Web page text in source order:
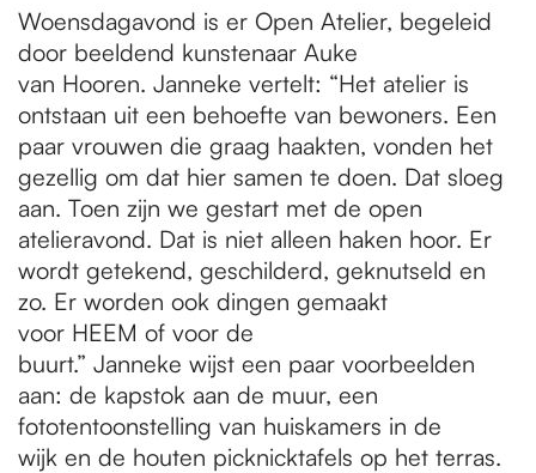
Woensdagavond is er Open Atelier, begeleid
door beeldend kunstenaar Auke
van Hooren. Janneke vertelt: “Het atelier is
ontstaan uit een behoefte van bewoners. Een
paar vrouwen die graag haakten, vonden het
gezellig om dat hier samen te doen. Dat sloeg
aan. Toen zijn we gestart met de open
atelieravond. Dat is niet alleen haken hoor. Er
wordt getekend, geschilderd, geknutseld en
zo. Er worden ook dingen gemaakt
voor HEEM of voor de
buurt.” Janneke wijst een paar voorbeelden
aan: de kapstok aan de muur, een
fototentoonstelling van huiskamers in de
wijk en de houten picknicktafels op het terras.